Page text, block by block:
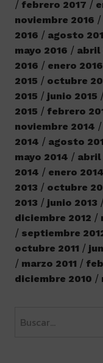
febrero 2017
noviembre 2016
2016
agosto
mayo 2016
abril
2016
enero 2016
2015
octubre
2015
junio 2015
2015
febrero
noviembre 2014
2014
agosto
mayo 2014
abril
2014
enero 2014
2013
octubre
2013
junio 2013
diciembre 2012
septiembre
octubre 2011
marzo 2011
diciembre 2010